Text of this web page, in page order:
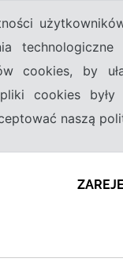
cookies, by
cookies
naszą